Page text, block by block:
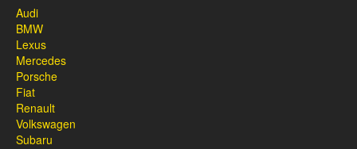
Audi
BMW
Lexus
Mercedes
Porsche
Fiat
Renault
Volkswagen
Subaru